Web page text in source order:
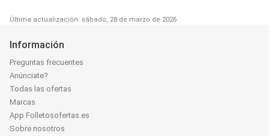
Última actualización: sábado, 28 de marzo de 2026
Información
Preguntas frecuentes
Anúnciate?
Todas las ofertas
Marcas
App Folletosofertas.es
Sobre nosotros